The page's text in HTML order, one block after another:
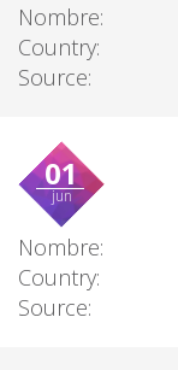
Nombre:
Country:
Source:
01
jun
Nombre:
Country:
Source: